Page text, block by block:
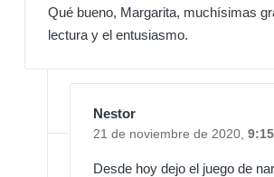
Qué bueno, Margarita, muchísimas
lectura y el entusiasmo.
Nestor
21 de noviembre de 2020,
Desde hoy dejo el juego de